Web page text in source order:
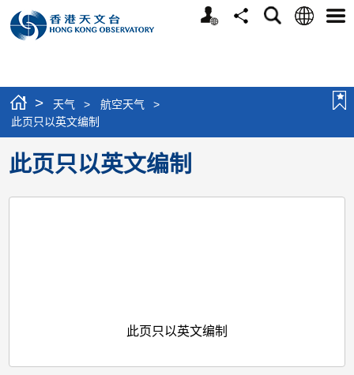
个
分
搜
语
选
> 天气 > 航空天气
>
此页只以英文编制
此页只以英文编制
此页只以英文编制